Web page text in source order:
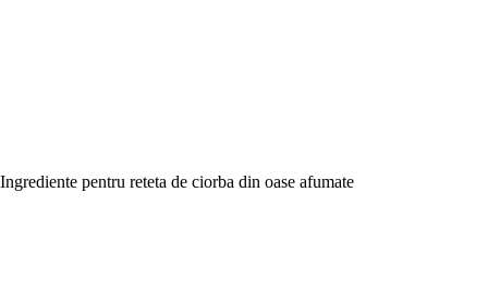
Ingrediente pentru reteta de ciorba din oase afumate